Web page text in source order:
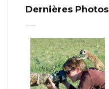
Dernières Photos